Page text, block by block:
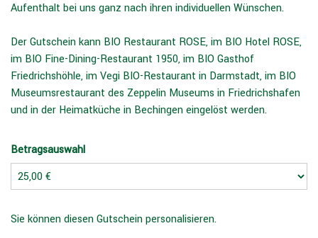
Aufenthalt bei uns ganz nach ihren individuellen Wünschen.
Der Gutschein kann BIO Restaurant ROSE, im BIO Hotel ROSE,
im BIO Fine-Dining-Restaurant 1950, im BIO Gasthof
Friedrichshöhle, im Vegi BIO-Restaurant in Darmstadt, im BIO
Museumsrestaurant des Zeppelin Museums in Friedrichshafen
und in der Heimatküche in Bechingen eingelöst werden.
Betragsauswahl
Sie können diesen Gutschein personalisieren.